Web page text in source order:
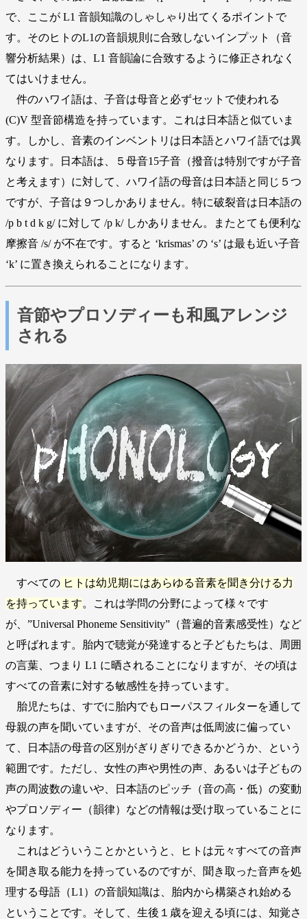
で、ここが L1 音韻知識のしゃしゃり出てくるポイントで
す。そのヒトのL1の音韻規則に合致しないインプット（音
響分析結果）は、L1 音韻論に合致するように修正されなく
てはいけません。
件のハワイ語は、子音は母音と必ずセットで使われる
(C)V 型音節構造を持っています。これは日本語と似ていま
す。しかし、音素のインベントリは日本語とハワイ語では異
なります。日本語は、５母音15子音（撥音は特別ですが子音
と考えます）に対して、ハワイ語の母音は日本語と同じ５つ
ですが、子音は９つしかありません。特に破裂音は日本語の
/p b t d k g/ に対して /p k/ しかありません。またとても便利な
摩擦音 /s/ が不在です。すると ‘krismas’ の ‘s’ は最も近い子音
‘k’ に置き換えられることになります。
音節やプロソディーも和風アレンジ
される
すべての ヒトは幼児期にはあらゆる音素を聞き分ける力
を持っています。これは学問の分野によって様々です
が、”Universal Phoneme Sensitivity”（普遍的音素感受性）など
と呼ばれます。胎内で聴覚が発達すると子どもたちは、周囲
の言葉、つまり L1 に晒されることになりますが、その頃は
すべての音素に対する敏感性を持っています。
胎児たちは、すでに胎内でもローパスフィルターを通して
母親の声を聞いていますが、その音声は低周波に偏ってい
て、日本語の母音の区別がぎりぎりできるかどうか、という
範囲です。ただし、女性の声や男性の声、あるいは子どもの
声の周波数の違いや、日本語のピッチ（音の高・低）の変動
やプロソディー（韻律）などの情報は受け取っていることに
なります。
これはどういうことかというと、ヒトは元々すべての音声
を聞き取る能力を持っているのですが、聞き取った音声を処
理する母語（L1）の音韻知識は、胎内から構築され始める
ということです。そして、生後１歳を迎える頃には、知覚さ